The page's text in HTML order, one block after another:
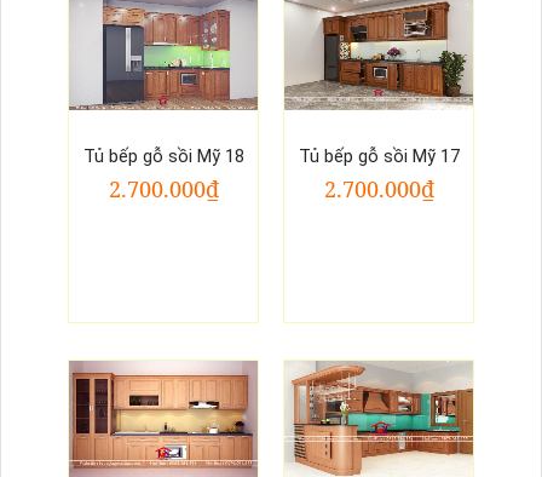
Tủ bếp gỗ sồi Mỹ 18
2.700.000₫
Tủ bếp gỗ sồi Mỹ 17
2.700.000₫